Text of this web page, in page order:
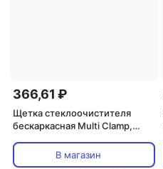
366,61 ₽
Щетка стеклоочистителя
бескаркасная Multi Clamp,
В магазин